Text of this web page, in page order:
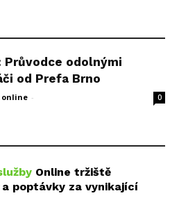
odolnými
od Prefa Brno
online - 0
Online tržiště
poptávky za vynikající